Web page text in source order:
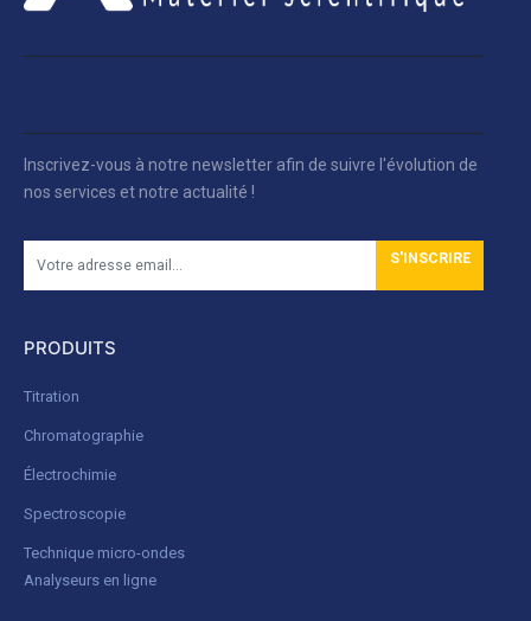
Inscrivez-vous à notre newsletter afin de suivre l'évolution de
nos services et notre actualité !
S'INSCRIRE
PRODUITS
Titration
Chromatographie
Électrochimie
Spectroscopie
Technique micro-ondes
Analyseurs en ligne